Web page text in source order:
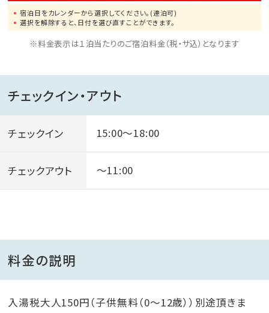
宿泊日をカレンダーから選択してください。(連泊可)
選択を解除すると、日付を選び直すことができます。
※料金表示は１泊当たりのご宿泊料金（税・サ込）となります
チェックイン・アウト
チェックイン 15:00～18:00
チェックアウト ～11:00
料金の説明
入湯税大人150円（子供無料（0～12歳））別途頂きま